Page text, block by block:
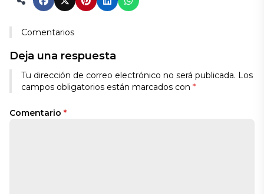
Comentarios
Deja una respuesta
Tu dirección de correo electrónico no será publicada. Los
campos obligatorios están marcados con *
Comentario *